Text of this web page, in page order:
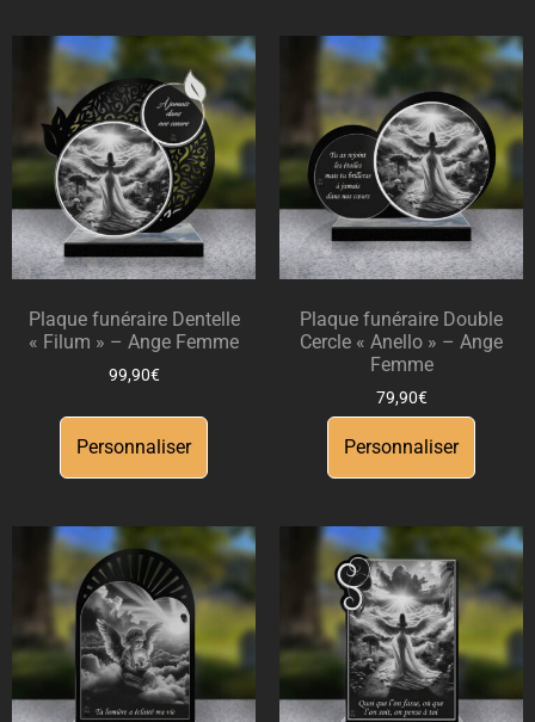
Plaque funéraire Dentelle
« Filum » – Ange Femme
99,90€
Personnaliser
Plaque funéraire Double
Cercle « Anello » – Ange
Femme
79,90€
Personnaliser